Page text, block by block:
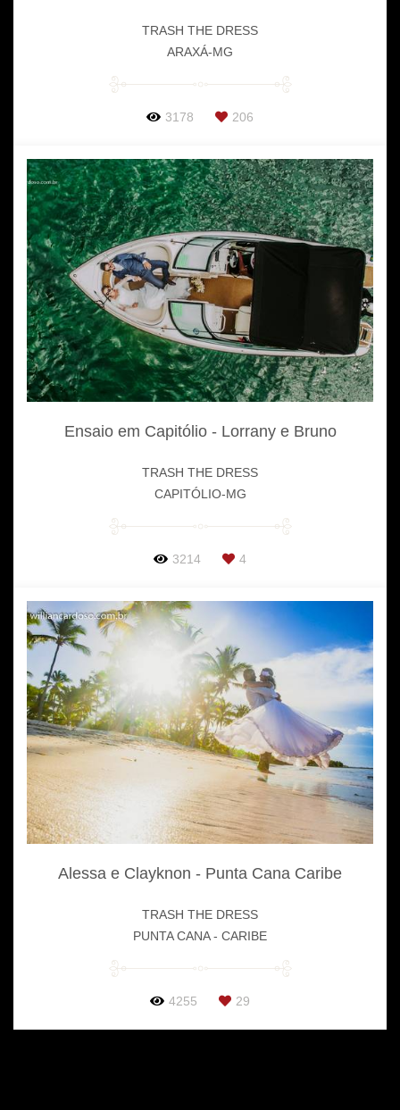
TRASH THE DRESS
ARAXÁ-MG
3178 206
Ensaio em Capitólio - Lorrany e Bruno
TRASH THE DRESS
CAPITÓLIO-MG
3214 4
Alessa e Clayknon - Punta Cana Caribe
TRASH THE DRESS
PUNTA CANA - CARIBE
4255 29